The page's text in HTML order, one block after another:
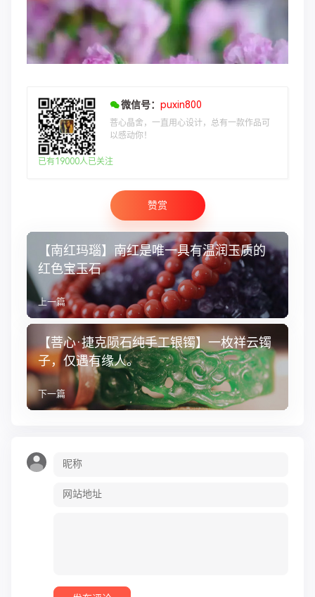
微信号： puxin800
菩心晶舍，一直用心设计，总有一款作品可
以感动你！
已有19000人已关注
赞赏
【南红玛瑙】南红是唯一具有温润玉质的
红色宝玉石
上一篇
【菩心·捷克陨石纯手工银镯】一枚祥云镯
子，仅遇有缘人。
下一篇